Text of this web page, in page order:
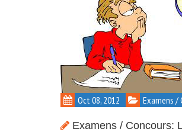
Oct 08, 2012 Examens /
Examens / Concours: